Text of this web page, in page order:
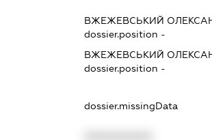
ВЖЕЖЕВСЬКИЙ
dossier.position -
ВЖЕЖЕВСЬКИЙ
dossier.position -
dossier.missingData